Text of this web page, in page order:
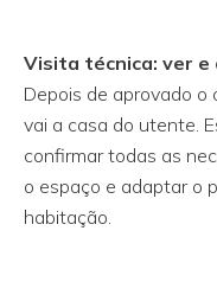
Visita técnica: ver e
Depois de aprovado o
vai a casa do utente.
confirmar todas as
o espaço e adaptar o
habitação.